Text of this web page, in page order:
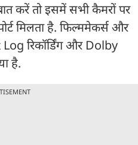
बात करें तो इसमें सभी कैमरों पर
मिलता है. फिल्ममेकर्स और
रिकॉर्डिंग और Dolby
है.